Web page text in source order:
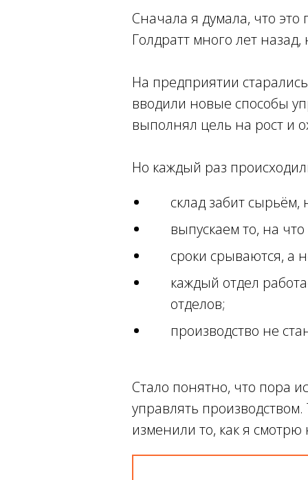
Сначала я думала, что
Голдратт много лет
На предприятии
вводили новые способы
выполнял цель на рост и
Но каждый раз
склад забит
выпускаем то, на
сроки срываются, а
каждый отдел
отделов;
производство не
Стало понятно, что пора
управлять
изменили то, как я